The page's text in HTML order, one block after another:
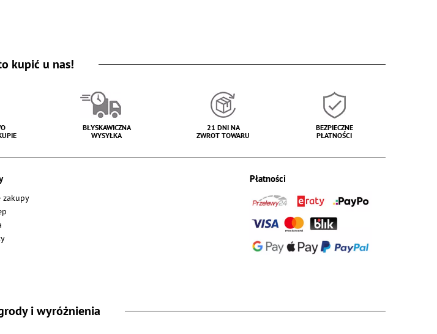
kupić u nas!
BŁYSKAWICZNA
WYSYŁKA
21 DNI NA
ZWROT TOWARU
BEZPIECZNE
PŁATNOŚCI
zakupy
Płatności
i wyróżnienia